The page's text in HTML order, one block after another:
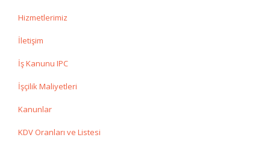
Hizmetlerimiz
İletişim
İş Kanunu IPC
İşçilik Maliyetleri
Kanunlar
KDV Oranları ve Listesi